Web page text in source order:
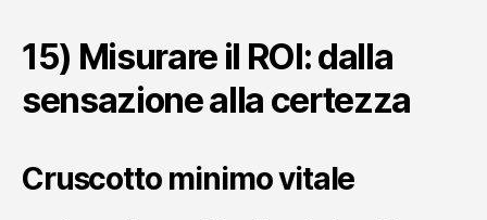
15) Misurare il ROI: dalla
sensazione alla certezza
Cruscotto minimo vitale